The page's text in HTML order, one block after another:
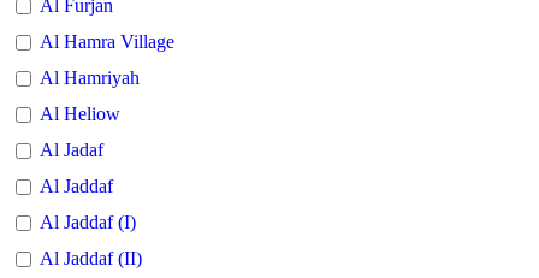
Al Furjan
Al Hamra Village
Al Hamriyah
Al Heliow
Al Jadaf
Al Jaddaf
Al Jaddaf (I)
Al Jaddaf (II)